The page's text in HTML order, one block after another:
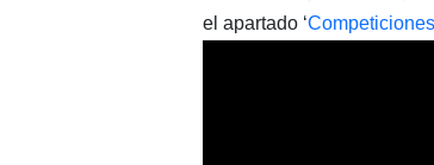
el apartado ‘Competiciones